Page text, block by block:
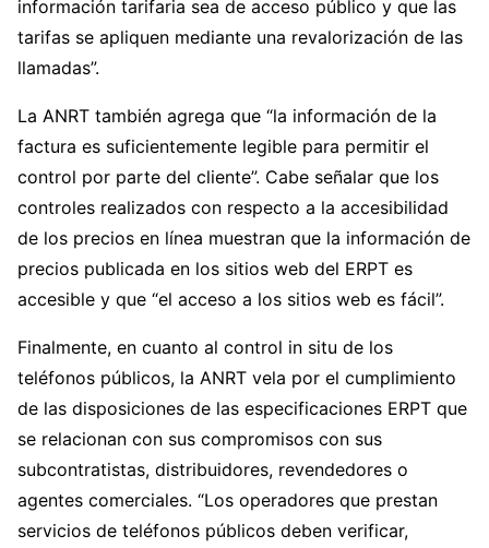
información tarifaria sea de acceso público y que las
tarifas se apliquen mediante una revalorización de las
llamadas”.
La ANRT también agrega que “la información de la
factura es suficientemente legible para permitir el
control por parte del cliente”. Cabe señalar que los
controles realizados con respecto a la accesibilidad
de los precios en línea muestran que la información de
precios publicada en los sitios web del ERPT es
accesible y que “el acceso a los sitios web es fácil”.
Finalmente, en cuanto al control in situ de los
teléfonos públicos, la ANRT vela por el cumplimiento
de las disposiciones de las especificaciones ERPT que
se relacionan con sus compromisos con sus
subcontratistas, distribuidores, revendedores o
agentes comerciales. “Los operadores que prestan
servicios de teléfonos públicos deben verificar,